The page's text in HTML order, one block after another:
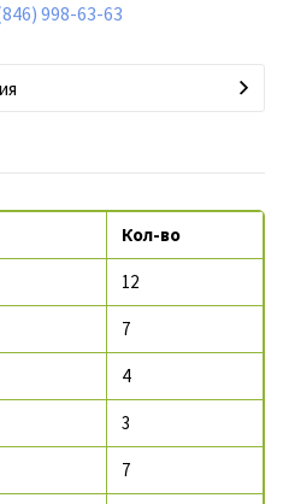
998-63-63
Кол-во
12
7
4
3
7